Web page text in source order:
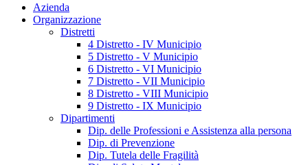
Azienda
Organizzazione
Distretti
4 Distretto - IV Municipio
5 Distretto - V Municipio
6 Distretto - VI Municipio
7 Distretto - VII Municipio
8 Distretto - VIII Municipio
9 Distretto - IX Municipio
Dipartimenti
Dip. delle Professioni e Assistenza alla persona
Dip. di Prevenzione
Dip. Tutela delle Fragilità